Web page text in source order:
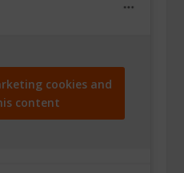
cookies and
content